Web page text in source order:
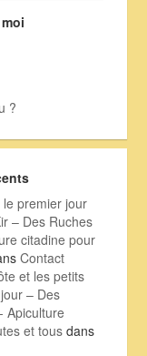
?
premier jour
– Des Ruches
citadine pour
Contact
et les petits
– Des
Apiculture
et tousdans